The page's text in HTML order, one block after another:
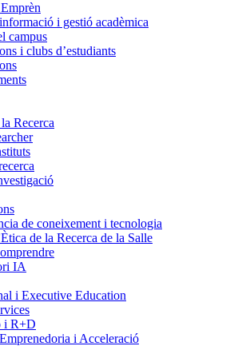
i gestió acadèmica
campus
i clubs d’estudiants
Recerca
de coneixement i tecnologia
de la Recerca de la Salle
IA
i Executive Education
i R+D
i Acceleració